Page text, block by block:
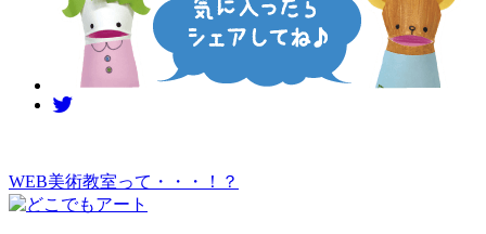
WEB美術教室って・・・！？